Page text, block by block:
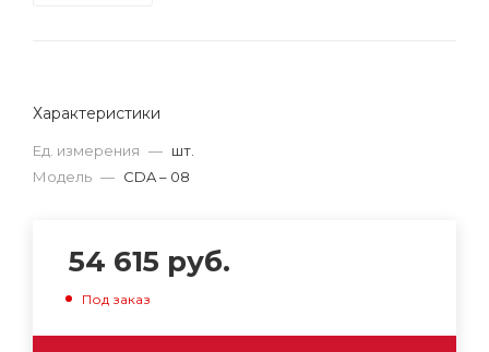
Характеристики
Ед. измерения — шт.
Модель — CDA – 08
54 615 руб.
Под заказ